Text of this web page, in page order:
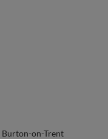
Burton-on-Trent